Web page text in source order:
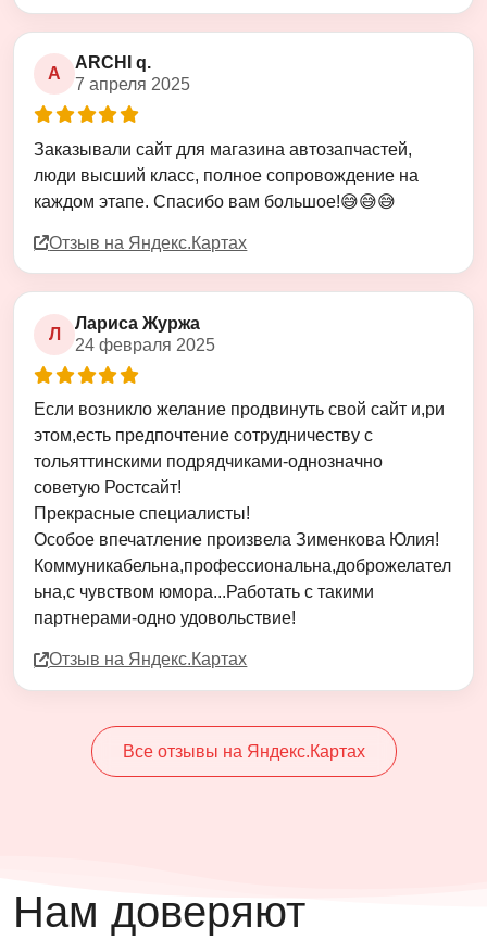
A
ARCHI q.
7 апреля 2025
Заказывали сайт для магазина автозапчастей,
люди высший класс, полное сопровождение на
каждом этапе. Спасибо вам большое!😅😅😅
Отзыв на Яндекс.Картах
Л
Лариса Журжа
24 февраля 2025
Если возникло желание продвинуть свой сайт и,ри
этом,есть предпочтение сотрудничеству с
тольяттинскими подрядчиками-однозначно
советую Ростсайт!
Прекрасные специалисты!
Особое впечатление произвела Зименкова Юлия!
Коммуникабельна,профессиональна,доброжелател
ьна,с чувством юмора...Работать с такими
партнерами-одно удовольствие!
Отзыв на Яндекс.Картах
Все отзывы на Яндекс.Картах
Нам доверяют